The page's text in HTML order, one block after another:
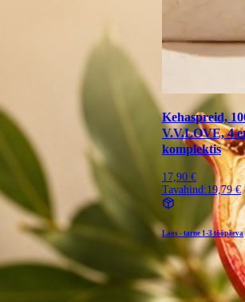
Kehaspreid,
V.V.LOVE, 4
komplektis
17,90 €
Tavahind:19,79 €
Laos - tarne1-3 tööpäeva